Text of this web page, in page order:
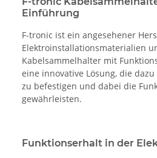
Einführung
F-tronic ist ein angesehener
Elektroinstallationsmaterialien
Kabelsammelhalter mit
eine innovative Lösung, die
zu befestigen und dabei die
gewährleisten.
Funktionserhalt in der